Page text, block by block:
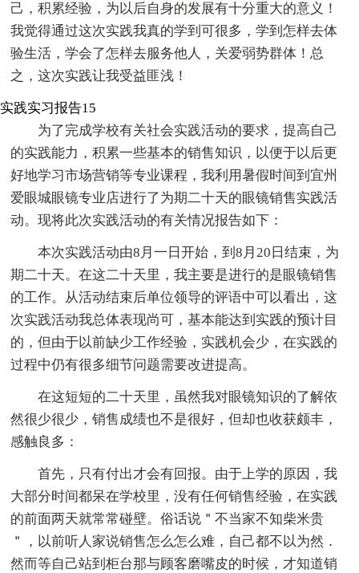
己，积累经验，为以后自身的发展有十分重大的意义！
我觉得通过这次实践我真的学到可很多，学到怎样去体
验生活，学会了怎样去服务他人，关爱弱势群体！总
之，这次实践让我受益匪浅！
实践实习报告15
为了完成学校有关社会实践活动的要求，提高自己
的实践能力，积累一些基本的销售知识，以便于以后更
好地学习市场营销等专业课程，我利用暑假时间到宜州
爱眼城眼镜专业店进行了为期二十天的眼镜销售实践活
动。现将此次实践活动的有关情况报告如下：
本次实践活动由8月一日开始，到8月20日结束，为
期二十天。在这二十天里，我主要是进行的是眼镜销售
的工作。从活动结束后单位领导的评语中可以看出，这
次实践活动我总体表现尚可，基本能达到实践的预计目
的，但由于以前缺少工作经验，实践机会少，在实践的
过程中仍有很多细节问题需要改进提高。
在这短短的二十天里，虽然我对眼镜知识的了解依
然很少很少，销售成绩也不是很好，但却也收获颇丰，
感触良多：
首先，只有付出才会有回报。由于上学的原因，我
大部分时间都呆在学校里，没有任何销售经验，在实践
的前面两天就常常碰壁。俗话说＂不当家不知柴米贵
＂，以前听人家说销售怎么怎么难，自己都不以为然．
然而等自己站到柜台那与顾客磨嘴皮的时候，才知道销